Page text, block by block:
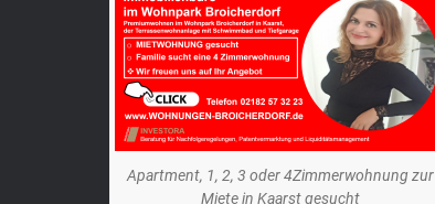
Apartment, 1, 2, 3 oder 4Zimmerwohnung zur
Miete in Kaarst gesucht